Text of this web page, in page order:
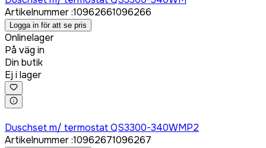
Artikelnummer:10962661096266
Logga in för att se pris
Onlinelager
På väg in
Din butik
Ej i lager
Duschset m/ termostat QS3300-340WMP2
Artikelnummer:10962671096267